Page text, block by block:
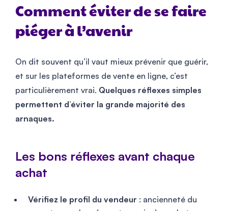
Comment éviter de se faire
piéger à l’avenir
On dit souvent qu’il vaut mieux prévenir que guérir,
et sur les plateformes de vente en ligne, c’est
particulièrement vrai. Quelques réflexes simples
permettent d’éviter la grande majorité des
arnaques.
Les bons réflexes avant chaque
achat
Vérifiez le profil du vendeur : ancienneté du